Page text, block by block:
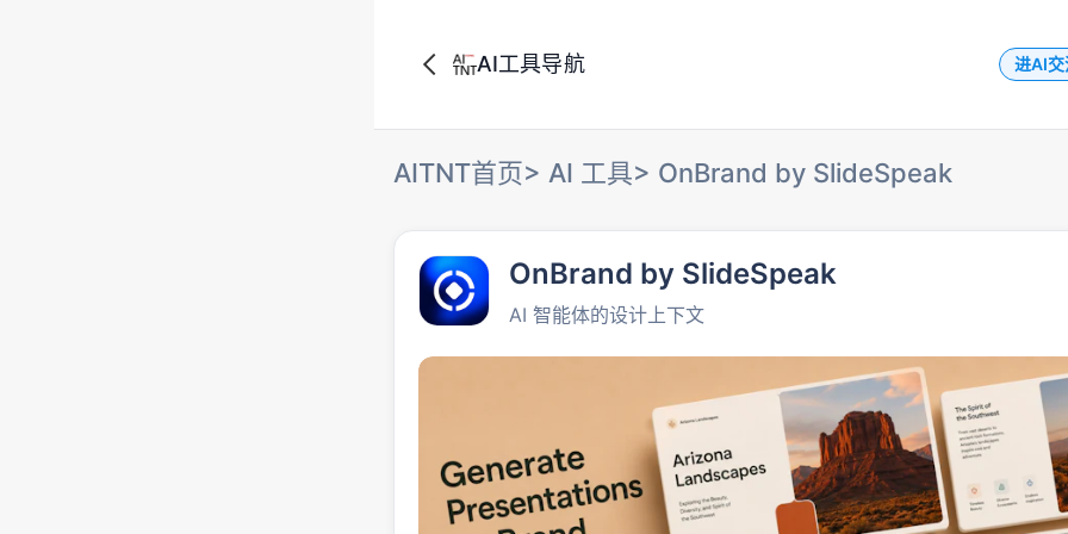
AI工具导航 进AI交
AITNT首页> AI 工具> OnBrand by SlideSpeak
OnBrand by SlideSpeak
AI 智能体的设计上下文